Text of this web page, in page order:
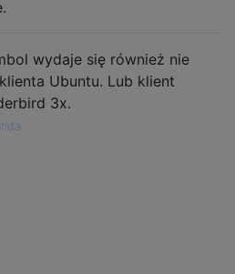
wydaje się również nie
Ubuntu. Lub klient
3x.